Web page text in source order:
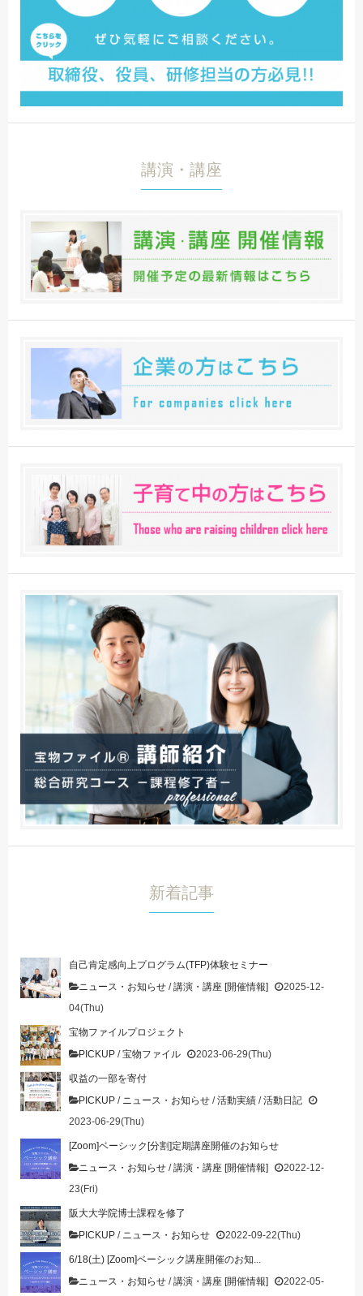
講演・講座
新着記事
自己肯定感向上プログラム(TFP)体験セミナー
ニュース・お知らせ /講演・講座 [開催情報]
2025-12-
04(Thu)
宝物ファイルプロジェクト
PICKUP /宝物ファイル 2023-06-29(Thu)
収益の一部を寄付
PICKUP / ニュース・お知らせ /活動実績 /活動日記
2023-06-29(Thu)
[Zoom]ベーシック[分割]定期講座開催のお知らせ
ニュース・お知らせ /講演・講座 [開催情報]
2022-12-
23(Fri)
阪大大学院博士課程を修了
PICKUP / ニュース・お知らせ 2022-09-22(Thu)
6/18(土) [Zoom]ベーシック講座開催のお知...
ニュース・お知らせ /講演・講座 [開催情報]
2022-05-